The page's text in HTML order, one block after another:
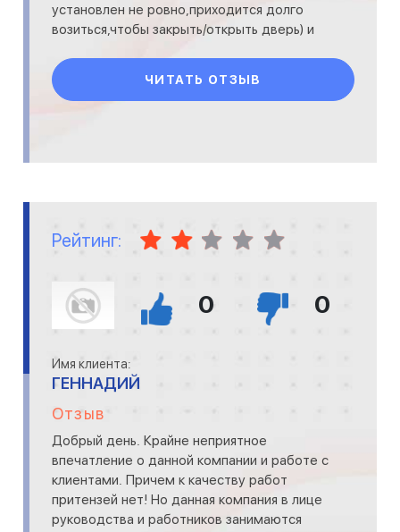
установлен не ровно,приходится долго
возиться,чтобы закрыть/открыть дверь) и
оговоренную сумму,а сумму в 3 ра
ЧИТАТЬ ОТЗЫВ
Рейтинг:
0 0
Имя клиента:
ГЕННАДИЙ
Отзыв
Добрый день. Крайне неприятное
впечатление о данной компании и работе с
клиентами. Причем к качеству работ
притензей нет! Но данная компания в лице
руководства и работников занимаются